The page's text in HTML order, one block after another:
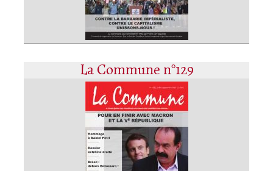
La Commune n°129